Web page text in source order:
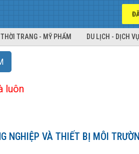
THỜI TRANG - MỸ PHẨM DU LỊCH - DỊCH VỤ
luôn
NGHIỆP VÀ THIẾT BỊ MÔI